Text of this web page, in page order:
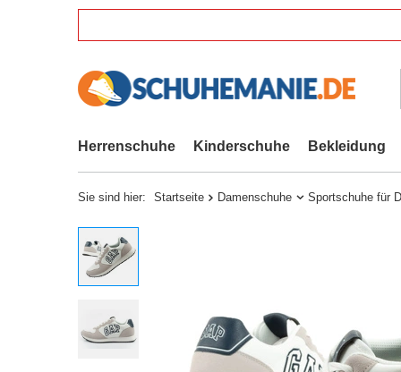
Herrenschuhe Kinderschuhe Bekleidung
Sie sind hier: Startseite Damenschuhe Sportschuhe für